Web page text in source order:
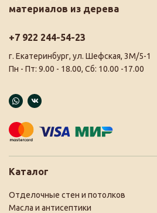
материалов из дерева
+7 922 244-54-23
г. Екатеринбург, ул. Шефская, 3М/5-1
Пн - Пт: 9.00 - 18.00, Сб: 10.00 -17.00
Каталог
Отделочные стен и потолков
Масла и антисептики